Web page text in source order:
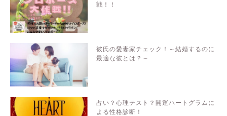
戦！！
彼氏の愛妻家チェック！～結婚するのに
最適な彼とは？～
占い？心理テスト？開運ハートグラムに
よる性格診断！